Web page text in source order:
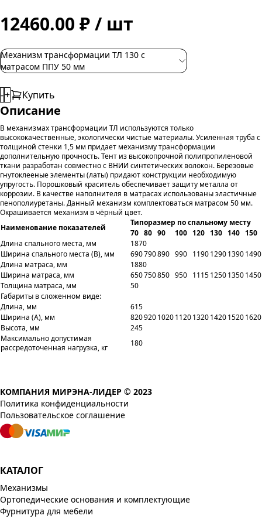
12460.00 ₽ / шт
Механизм трансформации ТЛ 130 с
матрасом ППУ 50 мм
-+ Купить
Описание
В механизмах трансформации ТЛ используются только
высококачественные, экологически чистые материалы. Усиленная труба с
толщиной стенки 1,5 мм придает механизму трансформации
дополнительную прочность. Тент из высокопрочной полипропиленовой
ткани разработан совместно с ВНИИ синтетических волокон. Березовые
гнутоклееные элементы (латы) придают конструкции необходимую
упругость. Порошковый краситель обеспечивает защиту металла от
коррозии. В качестве наполнителя в матрасах использованы эластичные
пенополиуретаны. Данный механизм комплектоваться матрасом 50 мм.
Окрашивается механизм в чёрный цвет.
Наименование показателей
Типоразмер по спальному месту
70 80 90 100 120 130 140 150
Длина спального места, мм
1870
Ширина спального места (B), мм
690790890 990 1190129013901490
Длина матраса, мм
1880
Ширина матраса, мм
650750850 950 1115125013501450
Толщина матраса, мм
50
Габариты в сложенном виде:
Длина, мм
615
Ширина (A), мм
820920102011201320142015201620
Высота, мм
245
Максимально допустимая
рассредоточенная нагрузка, кг
180
КОМПАНИЯ МИРЭНА-ЛИДЕР © 2023
Политика конфиденциальности
Пользовательское соглашение
КАТАЛОГ
Механизмы
Ортопедические основания и комплектующие
Фурнитура для мебели